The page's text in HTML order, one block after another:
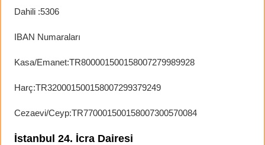
Dahili :5306
IBAN Numaraları
Kasa/Emanet:TR800001500158007279989928
Harç:TR320001500158007299379249
Cezaevi/Ceyp:TR770001500158007300570084
İstanbul 24. İcra Dairesi